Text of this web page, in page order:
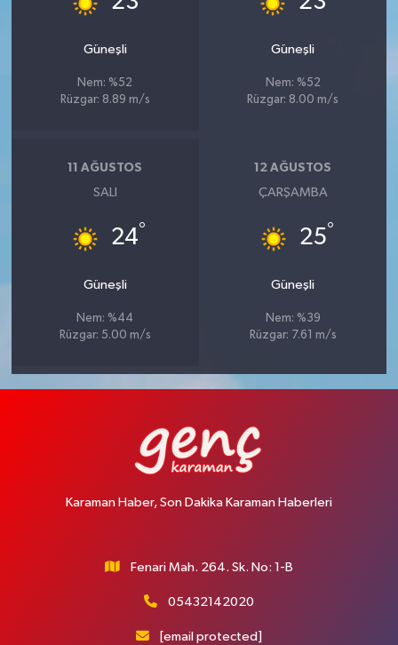
Güneşli
Nem: %52
Rüzgar: 8.89 m/s
Güneşli
Nem: %52
Rüzgar: 8.00 m/s
11 AĞUSTOS
SALI
24°
Güneşli
Nem: %44
Rüzgar: 5.00 m/s
12 AĞUSTOS
ÇARŞAMBA
25°
Güneşli
Nem: %39
Rüzgar: 7.61 m/s
Karaman Haber, Son Dakika Karaman Haberleri
Fenari Mah. 264. Sk. No: 1-B
05432142020
[email protected]